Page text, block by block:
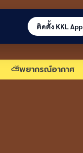
⛅พยากรณ์อากาศ
ติดตั้ง KKL App